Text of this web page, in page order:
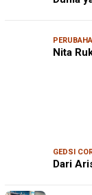
Nita
GEDSI
Dari